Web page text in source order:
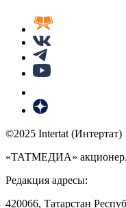
©2025 Intertat (Интертат)
«ТАТМЕДИА»
Редакция адресы:
420066, Татарстан